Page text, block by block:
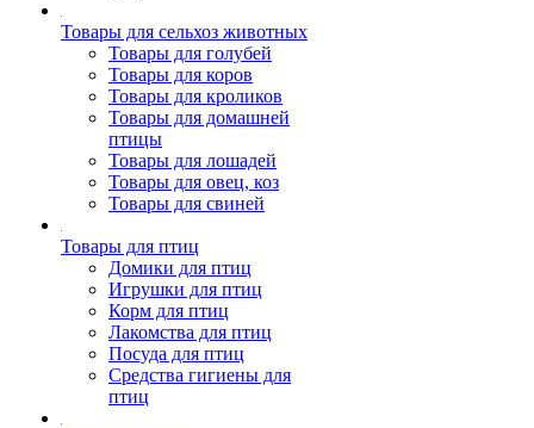
Товары для сельхоз животных
Товары для голубей
Товары для коров
Товары для кроликов
Товары для домашней
птицы
Товары для лошадей
Товары для овец, коз
Товары для свиней
Товары для птиц
Домики для птиц
Игрушки для птиц
Корм для птиц
Лакомства для птиц
Посуда для птиц
Средства гигиены для
птиц